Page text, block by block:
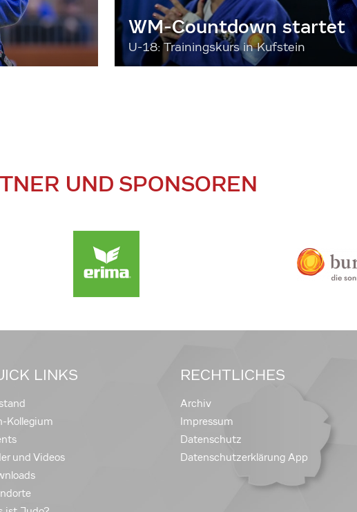
WM-Countdown startet
U-18: Trainingskurs in Kufstein
UND SPONSOREN
LINKS
Kollegium
und Videos
RECHTLICHES
Archiv
Impressum
Datenschutz
Datenschutzerklärung App